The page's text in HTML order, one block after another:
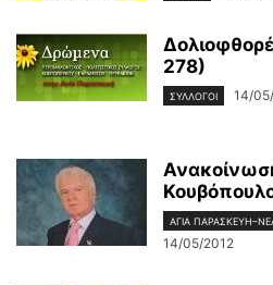
278)
ΣΥΛΛΟΓΟΙ 14/
ΑΓΊΑ
14/05/2012